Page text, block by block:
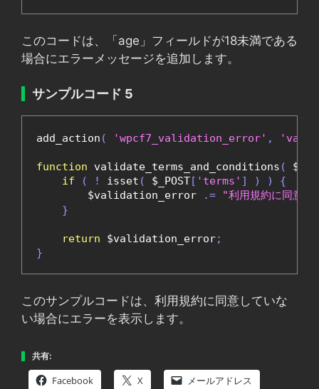
このコードは、「age」フィールドが18未満である
場合にエラーメッセージを追加します。
サンプルコード 5
add_action ( 'wpcf7_validation_error' ,
function validate_terms_and_conditions (
if
( ! isset ( $_POST[ 'terms' ] ) )
{
        $validation_error
.=
"利用規約に同意す
}
return $validation_error;
}
このサンプルコードは、利用規約に同意していな
い場合にエラーを表示します。
共有:
Facebook X メールアドレス